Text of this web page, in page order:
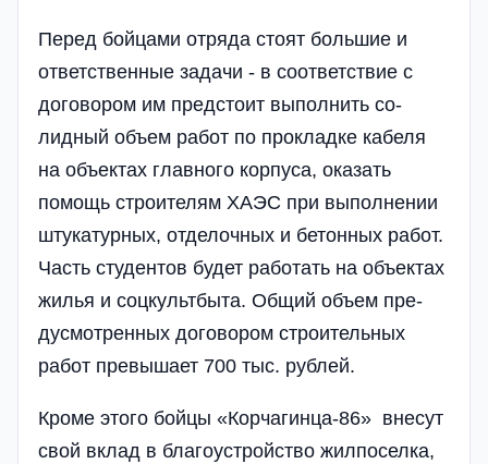
Перед бойцами отряда стоят большие и
ответст­вен­ные задачи - в соот­ветствие с
договором им предстоит выполнить со­
лидный объем работ по прокладке кабеля
на объектах главного корпу­са, оказать
помощь стро­ителям ХАЭС при выпол­нении
штукатурных, от­делочных и бетонных ра­бот.
Часть студентов бу­дет работать на объек­тах
жилья и соцкультбыта. Общий объем пре­
дусмот­ренных договором стро­ительных
работ пре­вышает 700 тыс. рублей.
Кроме этого бойцы «Корчагинца-86» внесут
свой вклад в благоустрой­ство жилпоселка,